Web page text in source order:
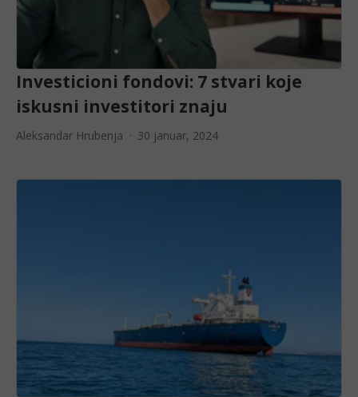
Investicioni fondovi: 7 stvari koje
iskusni investitori znaju
Aleksandar Hrubenja 30 januar, 2024